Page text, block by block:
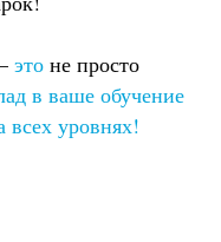
это не просто
в ваше обучение
всех уровнях!